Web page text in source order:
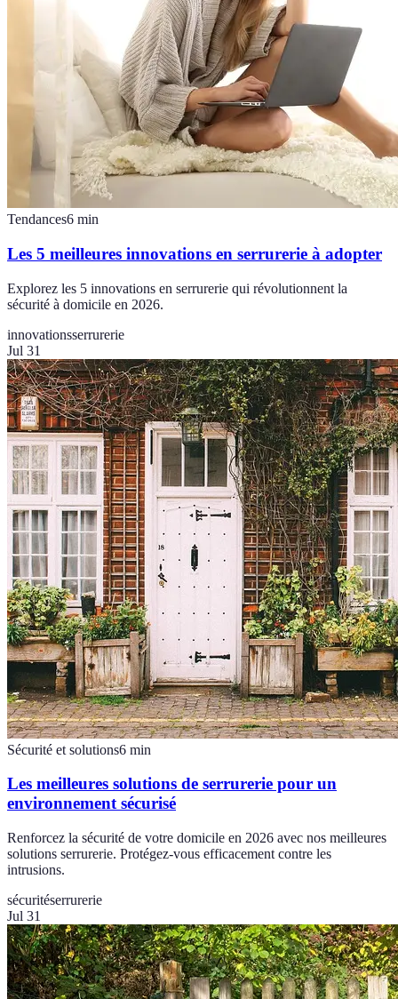
Tendances6 min
Les 5 meilleures innovations en serrurerie à adopter
Explorez les 5 innovations en serrurerie qui révolutionnent la
sécurité à domicile en 2026.
innovationsserrurerie
Jul 31
Sécurité et solutions6 min
Les meilleures solutions de serrurerie pour un
environnement sécurisé
Renforcez la sécurité de votre domicile en 2026 avec nos meilleures
solutions serrurerie. Protégez-vous efficacement contre les
intrusions.
sécuritéserrurerie
Jul 31